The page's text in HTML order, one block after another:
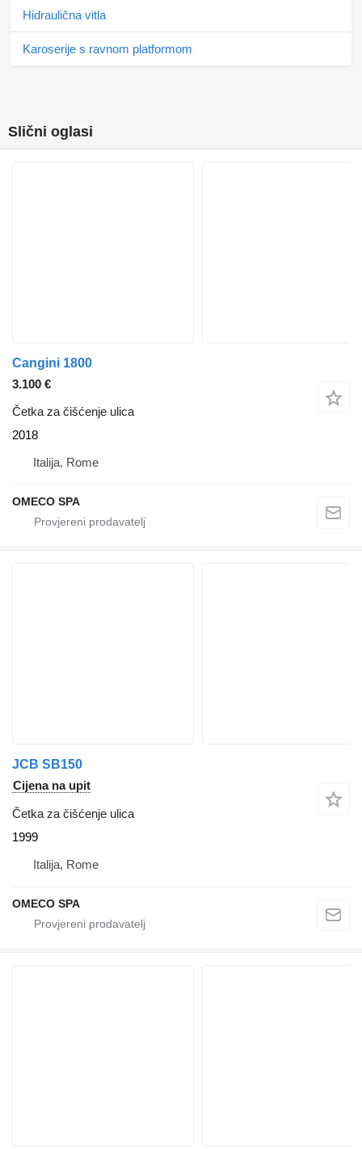
Hidraulična vitla
Karoserije s ravnom platformom
Slični oglasi
Cangini 1800
3.100 €
Četka za čišćenje ulica
2018
Italija, Rome
OMECO SPA
JCB SB150
Cijena na upit
Četka za čišćenje ulica
1999
Italija, Rome
OMECO SPA